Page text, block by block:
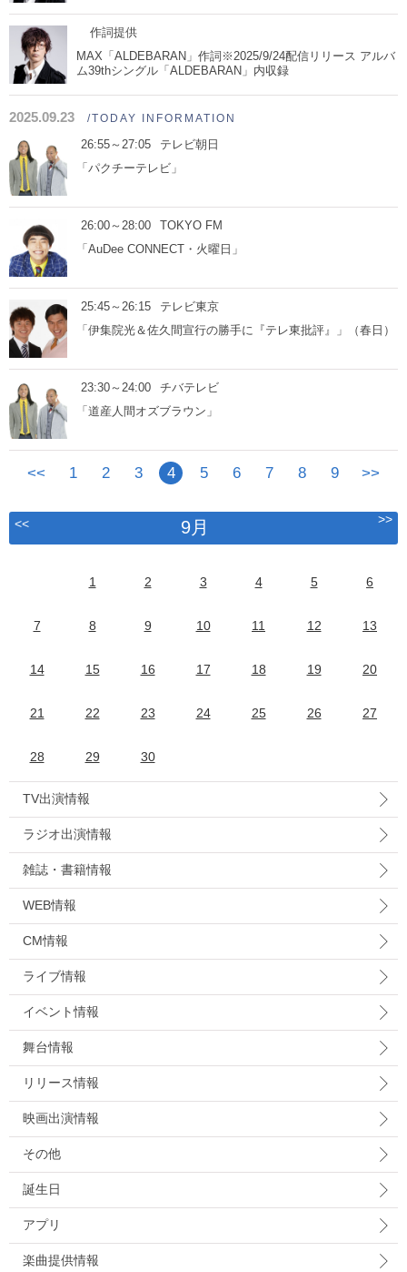
作詞提供
MAX「ALDEBARAN」作詞※2025/9/24配信リリース アルバ
ム39thシングル「ALDEBARAN」内収録
2025.09.23 /TODAY INFORMATION
26:55～27:05
テレビ朝日
「パクチーテレビ」
26:00～28:00
TOKYO FM
「AuDee CONNECT・火曜日」
25:45～26:15
テレビ東京
「伊集院光＆佐久間宣行の勝手に『テレ東批評』」（春日）
23:30～24:00
チバテレビ
「道産人間オズブラウン」
<< 1 2 3 4 5 6 7 8 9 >>
<< 9月 >>
1 2 3 4 5 6
7 8 9 10 11 12 13
14 15 16 17 18 19 20
21 22 23 24 25 26 27
28 29 30
TV出演情報
ラジオ出演情報
雑誌・書籍情報
WEB情報
CM情報
ライブ情報
イベント情報
舞台情報
リリース情報
映画出演情報
その他
誕生日
アプリ
楽曲提供情報